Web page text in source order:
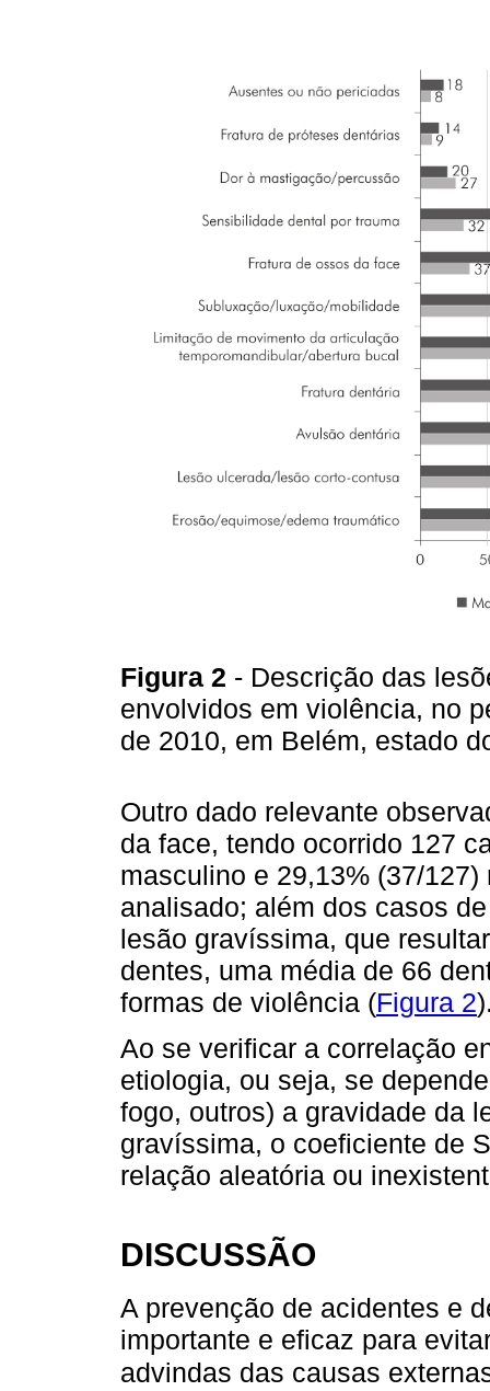
Figura 2 - Descrição das
envolvidos em violência, no
de 2010, em Belém, estado
Outro dado relevante
da face, tendo ocorrido 127
masculino e 29,13% (37/
analisado; além dos casos
lesão gravíssima, que
dentes, uma média de 66
formas de violência (Figura 2
Ao se verificar a correlação
etiologia, ou seja, se
fogo, outros) a gravidade da
gravíssima, o coeficiente de
relação aleatória ou
DISCUSSÃO
A prevenção de acidentes e
importante e eficaz para
advindas das causas